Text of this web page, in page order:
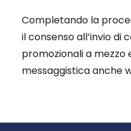
Completando la
il consenso all’invio di
promozionali a mezzo
messaggistica anche